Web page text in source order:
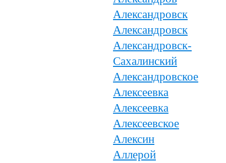
Александровск
Александровск
Александровск-
Сахалинский
Александровское
Алексеевка
Алексеевка
Алексеевское
Алексин
Аллерой